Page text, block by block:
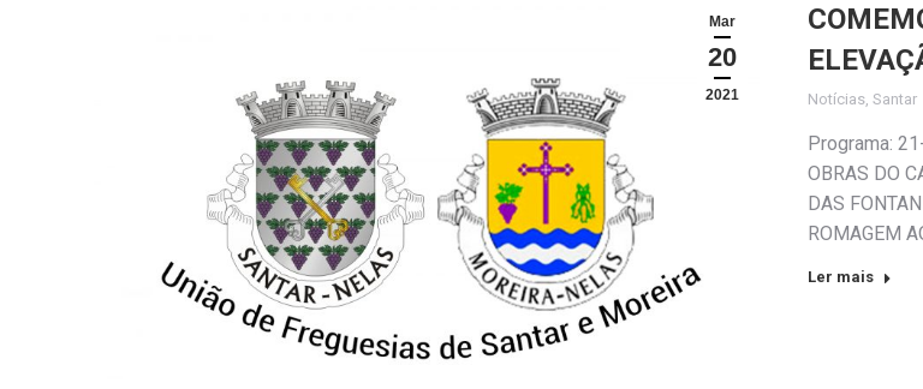
Mar
20
2021 Notícias, Santar
Programa:
OBRAS DO
DAS
ROMAGEM
Ler mais